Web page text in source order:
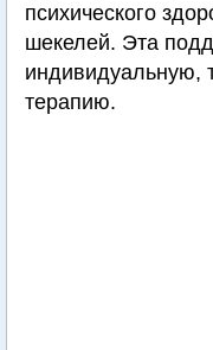
психического
шекелей. Эта
индивидуальную,
терапию.